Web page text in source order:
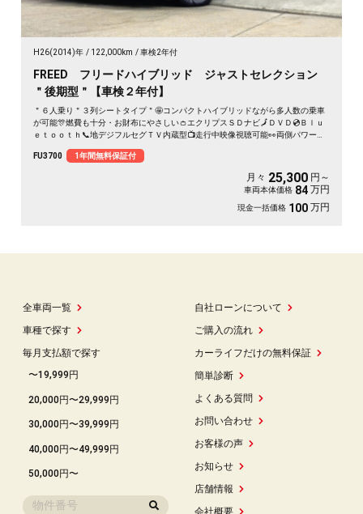
H26(2014)年 122,000km 車検2年付
FREED フリードハイブリッド ジャストセレクション
＂後期型＂【車検２年付】
＂６人乗り＂３列シートタイプ＂🤩コンパクトハイブリッドながら多人数の乗車
が可能🎊燃費も十分・お財布にやさしい👛エクリプスＳＤナビ🗾ＤＶＤ💿Ｂｌｕ
ｅｔｏｏｔｈ📞地デジフルセグＴＶ内蔵型📺走行中映像視聴可能👀両側パワース
クルーズコントロール機能付・高速道路も運転楽々👏ＨＩＤヘッドライト＆ＬＥ
FU3700 1年間無料保証付
月々 25,300 円～
車両本体価格 84 万円
現金一括価格 100 万円
全車両一覧
車種で探す
毎月支払額で探す
〜19,999円
20,000円〜29,999円
30,000円〜39,999円
40,000円〜49,999円
50,000円〜
自社ローンについて
ご購入の流れ
カーライフだけの無料保証
簡単診断
よくある質問
お問い合わせ
お客様の声
お知らせ
店舗情報
会社概要